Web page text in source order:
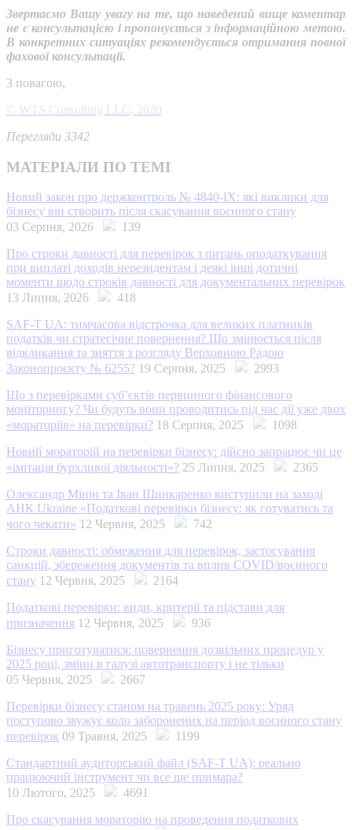
Звертаємо Вашу увагу на те, що наведений вище коментар
не є консультацією і пропонується з інформаційною метою.
В конкретних ситуаціях рекомендується отримання повної
фахової консультації.
З повагою,
© WTS Consulting LLC, 2020
Перегляди 3342
МАТЕРІАЛИ ПО ТЕМІ
Новий закон про держконтроль № 4840-IX: які виклики для
бізнесу він створить після скасування воєнного стану
03 Серпня, 2026
139
Про строки давності для перевірок з питань оподаткування
при виплаті доходів нерезидентам і деякі інші дотичні
моменти щодо строків давності для документальних перевірок
13 Липня, 2026
418
SAF-T UA: тимчасова відстрочка для великих платників
податків чи стратегічне повернення? Що змінюється після
відкликання та зняття з розгляду Верховною Радою
Законопроєкту № 6255? 19 Серпня, 2025
2993
Що з перевірками суб’єктів первинного фінансового
моніторингу? Чи будуть вони проводитись під час дії уже двох
«мораторіїв» на перевірки? 18 Серпня, 2025
1098
Новий мораторій на перевірки бізнесу: дійсно запрацює чи це
«імітація бурхливої діяльності»? 25 Липня, 2025
2365
Олександр Мінін та Іван Шинкаренко виступили на заході
АНК Ukraine «Податкові перевірки бізнесу: як готуватись та
чого чекати» 12 Червня, 2025
742
Строки давності: обмеження для перевірок, застосування
санкцій, збереження документів та вплив COVID/воєнного
стану 12 Червня, 2025
2164
Податкові перевірки: види, критерії та підстави для
призначення 12 Червня, 2025
936
Бізнесу приготуватися: повернення дозвільних процедур у
2025 році, зміни в галузі автотранспорту і не тільки
05 Червня, 2025
2667
Перевірки бізнесу станом на травень 2025 року: Уряд
поступово звужує коло заборонених на період воєнного стану
перевірок 09 Травня, 2025
1199
Стандартний аудиторський файл (SAF-T UA): реально
працюючий інструмент чи все ще примара?
10 Лютого, 2025
4691
Про скасування мораторію на проведення податкових